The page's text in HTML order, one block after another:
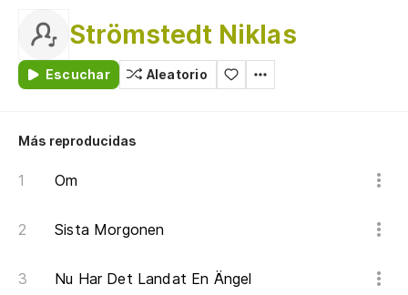
Strömstedt Niklas
Escuchar Aleatorio
Más reproducidas
Om
Sista Morgonen
Nu Har Det Landat En Ängel